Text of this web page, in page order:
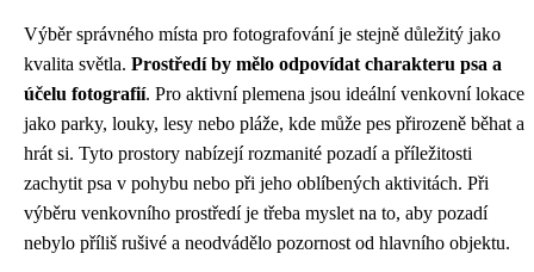
Výběr správného místa pro fotografování je stejně důležitý jako
kvalita světla. Prostředí by mělo odpovídat charakteru psa a
účelu fotografií. Pro aktivní plemena jsou ideální venkovní lokace
jako parky, louky, lesy nebo pláže, kde může pes přirozeně běhat a
hrát si. Tyto prostory nabízejí rozmanité pozadí a příležitosti
zachytit psa v pohybu nebo při jeho oblíbených aktivitách. Při
výběru venkovního prostředí je třeba myslet na to, aby pozadí
nebylo příliš rušivé a neodvádělo pozornost od hlavního objektu.